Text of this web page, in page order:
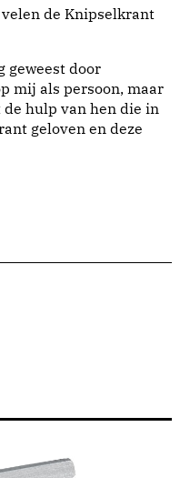
de Knipselkrant
geweest door
mij als persoon, maar
hulp van hen die in
geloven en deze